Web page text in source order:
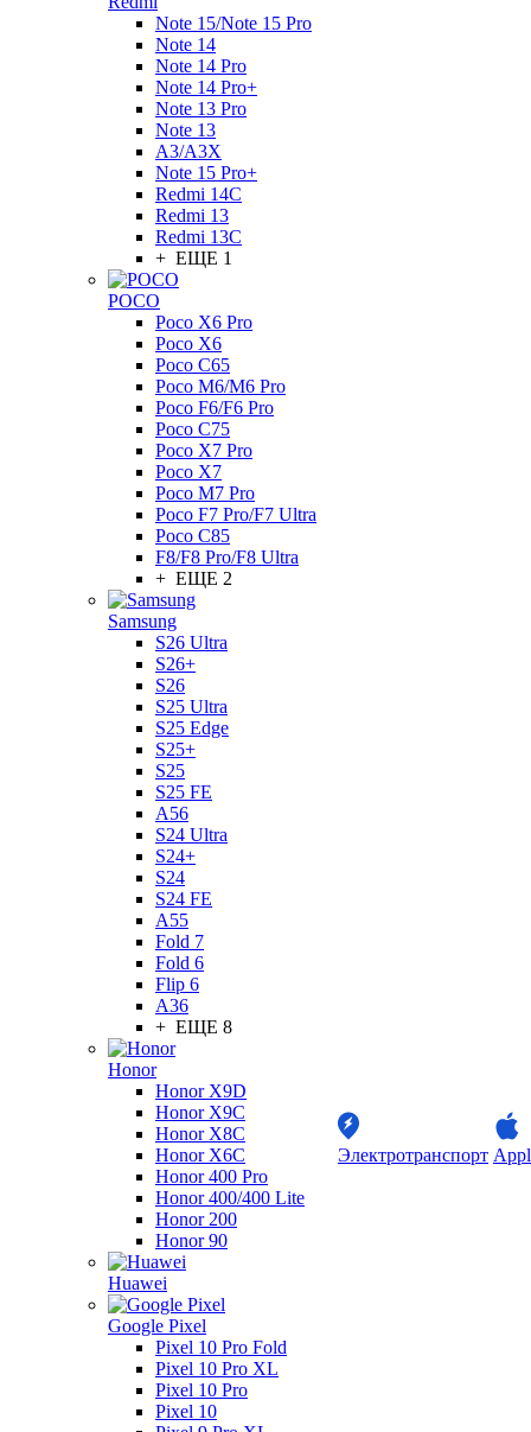
Note 15/Note 15 Pro
Note 14
Note 14 Pro
Note 14 Pro+
Note 13 Pro
Note 13
A3/A3X
Note 15 Pro+
Redmi 14C
Redmi 13
Redmi 13C
+ ЕЩЕ 1
POCO
Poco X6 Pro
Poco X6
Poco C65
Poco M6/M6 Pro
Poco F6/F6 Pro
Poco C75
Poco X7 Pro
Poco X7
Poco M7 Pro
Poco F7 Pro/F7 Ultra
Poco C85
F8/F8 Pro/F8 Ultra
+ ЕЩЕ 2
Samsung
S26 Ultra
S26+
S26
S25 Ultra
S25 Edge
S25+
S25
S25 FE
A56
S24 Ultra
S24+
S24
S24 FE
A55
Fold 7
Fold 6
Flip 6
A36
+ ЕЩЕ 8
Honor
Honor X9D
Honor X9C
Honor X8C
Honor X6C
Honor 400 Pro
Honor 400/400 Lite
Honor 200
Honor 90
Huawei
Google Pixel
Pixel 10 Pro Fold
Pixel 10 Pro XL
Pixel 10 Pro
Pixel 10
Электротранспорт